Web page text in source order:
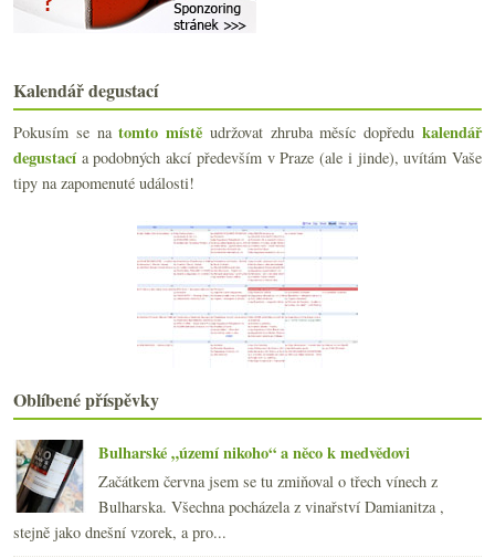
Pod korkem a zakorkované aneb kniha o uzávěrech na...
Fajn bubliny a sýrové varování
Víno a jídlo - sňatky z rozumu
Čerstvě bílé v lahvích Reistenu
Ano, šéfe! znovu a lépe?
Deset pinotů v Galerii 10
Trojské vinobraní a plastiková kultura
Alkoholická fotohádanková soutěž
Ranní věštění z depotu
Ten nejpravější z klokanů a symbol úspěchu
Říkáte pravdu o víně?
Výsledky ankety „Speciální sklenky na různé odrůdy...
Video, zloději, korky a ultrafialové světlo
Fakta, dojmy, medaile a vypitá láhev rosé
Biosnění viniční, lehce přilisované
►srpna
►července
►června(22)
května(20)
►dubna(21)
Kalendář degustací
Pokusím se natomto místě udržovat zhruba měsíc dopředukalendář
degustacía podobných akcí především v Praze (ale i jinde), uvítám Vaše
tipy na zapomenuté události!
Oblíbené příspěvky
Bulharské „území nikoho“ a něco k medvědovi
Začátkem června jsem se tu zmiňoval o třech vínech z
Bulharska. Všechna pocházela z vinařství Damianitza ,
stejně jako dnešní vzorek, a pro...